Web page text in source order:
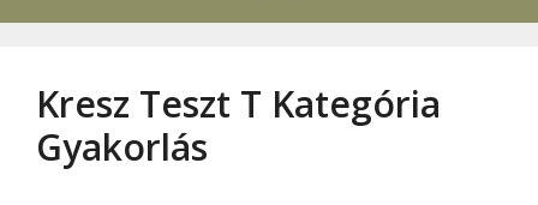
Kresz Teszt T Kategória
Gyakorlás